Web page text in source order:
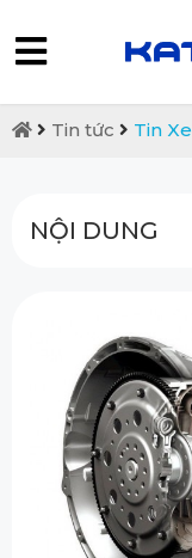
Tin tức Tin Xe
NỘI DUNG